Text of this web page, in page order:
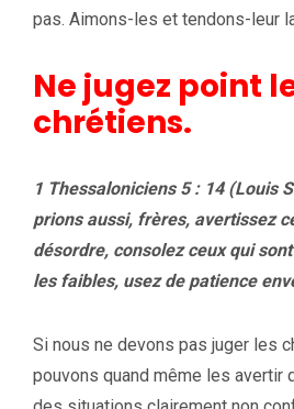
pas. Aimons-les et tendons-leur
Ne jugez point
chrétiens.
1 Thessaloniciens 5 : 14 (Louis
prions aussi, frères, avertissez
désordre, consolez ceux qui
les faibles, usez de patience
Si nous ne devons pas juger les
pouvons quand même les avertir